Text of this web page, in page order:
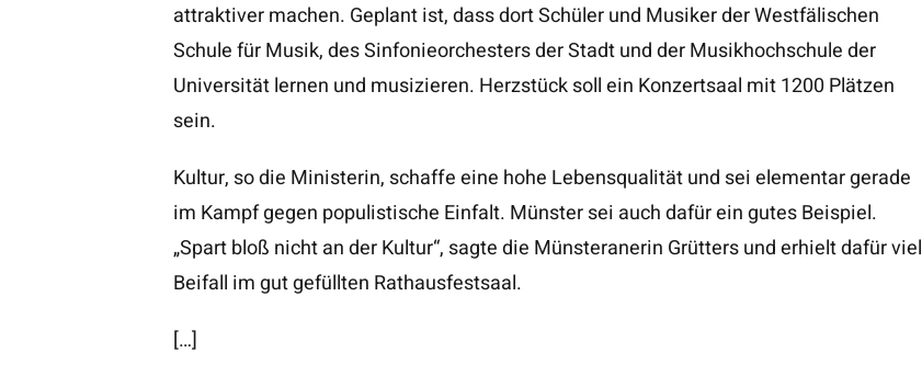
attraktiver machen. Geplant ist, dass dort Schüler und Musiker der Westfälischen
Schule für Musik, des Sinfonieorchesters der Stadt und der Musikhochschule der
Universität lernen und musizieren. Herzstück soll ein Konzertsaal mit 1200 Plätzen
sein.
Kultur, so die Ministerin, schaffe eine hohe Lebensqualität und sei elementar gerade
im Kampf gegen populistische Einfalt. Münster sei auch dafür ein gutes Beispiel.
„Spart bloß nicht an der Kultur“, sagte die Münsteranerin Grütters und erhielt dafür viel
Beifall im gut gefüllten Rathausfestsaal.
[…]